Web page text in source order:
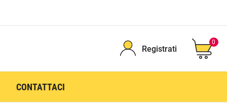
Registrati
0
CONTATTACI